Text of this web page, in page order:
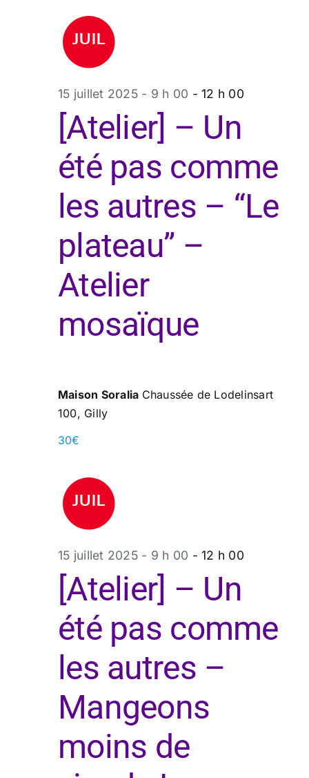
[Atelier] – Un
été pas comme
les autres – “Le
plateau” –
Atelier
mosaïque
15 juillet 2025 - 9 h 00 -12 h 00
Maison Soralia Chaussée de Lodelinsart
100, Gilly
30€
[Atelier] – Un
été pas comme
les autres –
Mangeons
moins de
15 juillet 2025 - 9 h 00 -12 h 00